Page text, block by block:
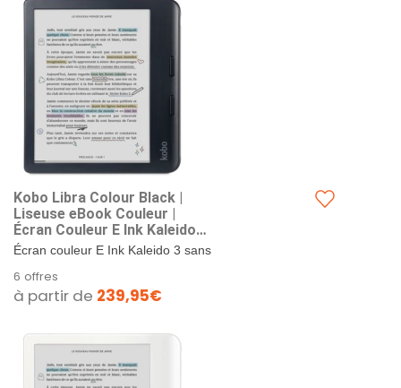
Kobo Libra Colour Black |
Liseuse eBook Couleur |
Écran Couleur E Ink Kaleido™
3 sans Reflets de 7" | Option
Livres Audio | 32 Go de
Stockage | Noir
Écran couleur E Ink Kaleido 3 sans
eBooks et prenez des notes
colorées grâce à la...
6 offres
à partir de 239,95€